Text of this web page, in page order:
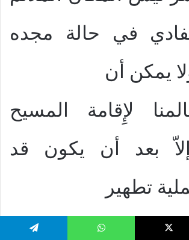
في حالة مجده
يمكن أن
لإِقامة المسيح
إلاّ بعد أن يكون قد
تطهير
تجعل من العالم